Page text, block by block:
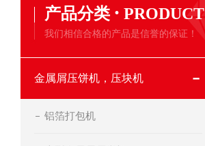
产品分类 · PRODUCT
我们相信合格的产品是信誉的保证！
金属屑压饼机，压块机
铝箔打包机